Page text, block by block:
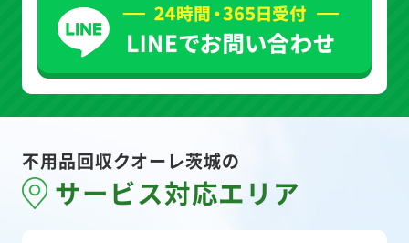
不用品回収クオーレ茨城の
サービス対応エリア